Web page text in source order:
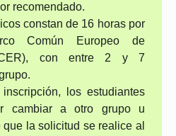
recomendado.
constan de 16 horas por
Común Europeo de
con entre 2 y 7
los estudiantes
cambiar a otro grupo u
que la solicitud se realice al